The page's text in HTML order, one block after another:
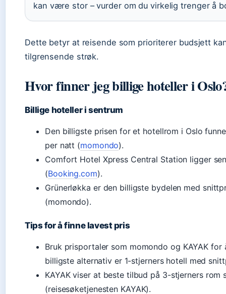
kan være stor – vurder om du virkelig trenger å
Dette betyr at reisende som prioriterer budsjett
tilgrensende strøk.
Hvor finner jeg billige hoteller i
Billige hoteller i sentrum
Den billigste prisen for et hotellrom i Oslo
per natt (momondo).
Comfort Hotel Xpress Central Station ligger
(Booking.com).
Grünerløkka er den billigste bydelen med
(momondo).
Tips for å finne lavest pris
Bruk prisportaler som momondo og KAYAK
billigste alternativ er 1-stjerners hotell med
KAYAK viser at beste tilbud på 3-stjerners
(reisesøketjenesten KAYAK).